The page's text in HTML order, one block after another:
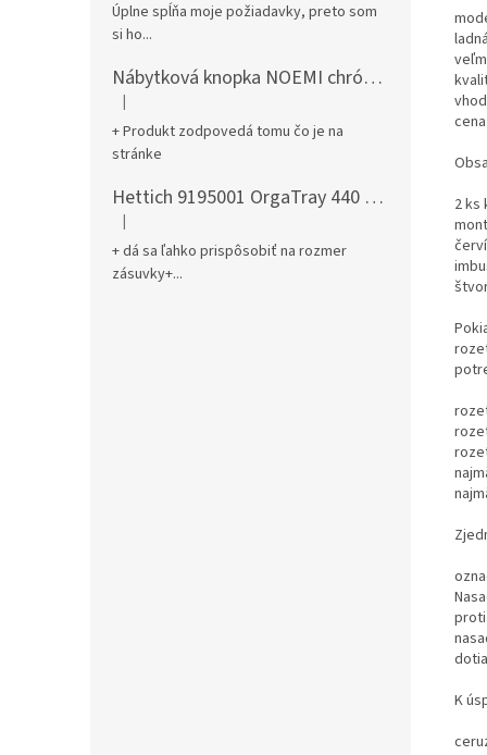
Úplne spĺňa moje požiadavky, preto som
si ho...
Nábytková knopka NOEMI chróm satén
Hodnotenie produktu je 5 z 5 hviezdičiek.
|
+ Produkt zodpovedá tomu čo je na
stránke
Hettich 9195001 OrgaTray 440 701-800/441-520 mm antracit
Hodnotenie produktu je 5 z 5 hviezdičiek.
|
+ dá sa ľahko prispôsobiť na rozmer
zásuvky+...
2 ks
K